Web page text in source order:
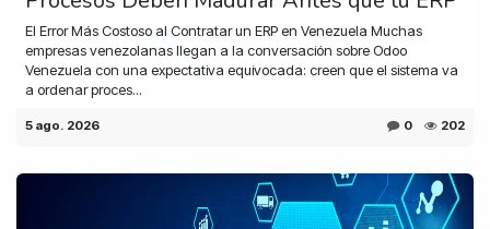
El Error Más Costoso al Contratar un ERP en Venezuela Muchas
empresas venezolanas llegan a la conversación sobre Odoo
Venezuela con una expectativa equivocada: creen que el sistema va
a ordenar proces...
5 ago. 2026 0 202